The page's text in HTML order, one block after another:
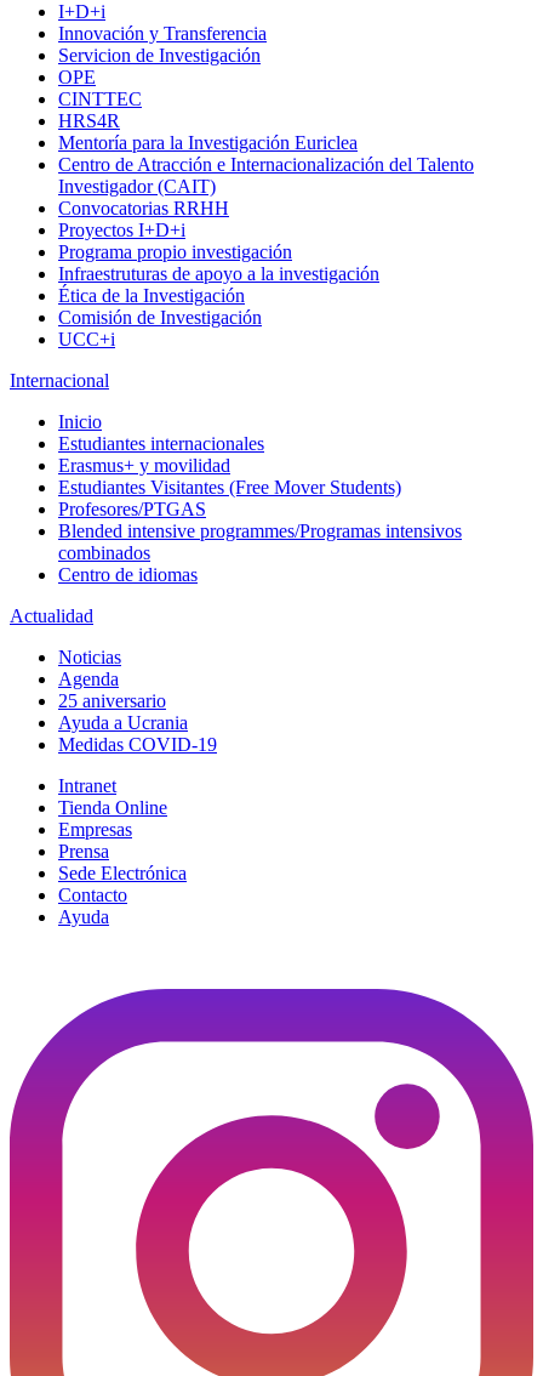
I+D+i
Innovación y Transferencia
Servicion de Investigación
OPE
CINTTEC
HRS4R
Mentoría para la Investigación Euriclea
Centro de Atracción e Internacionalización del Talento
Investigador (CAIT)
Convocatorias RRHH
Proyectos I+D+i
Programa propio investigación
Infraestruturas de apoyo a la investigación
Ética de la Investigación
Comisión de Investigación
UCC+i
Internacional
Inicio
Estudiantes internacionales
Erasmus+ y movilidad
Estudiantes Visitantes (Free Mover Students)
Profesores/PTGAS
Blended intensive programmes/Programas intensivos
combinados
Centro de idiomas
Actualidad
Noticias
Agenda
25 aniversario
Ayuda a Ucrania
Medidas COVID-19
Intranet
Tienda Online
Empresas
Prensa
Sede Electrónica
Contacto
Ayuda